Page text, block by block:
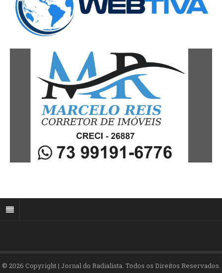
© 2026 Copyright | Jornal do Radialista. Todos os Direitos Reservados.